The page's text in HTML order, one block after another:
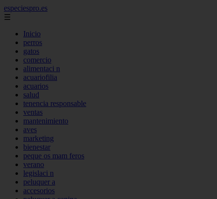
especiespro.es
☰
Inicio
perros
gatos
comercio
alimentaci n
acuariofilia
acuarios
salud
tenencia responsable
ventas
mantenimiento
aves
marketing
bienestar
peque os mam feros
verano
legislaci n
peluquer a
accesorios